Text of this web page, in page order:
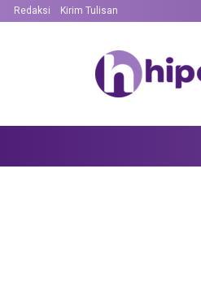
Redaksi Kirim Tulisan